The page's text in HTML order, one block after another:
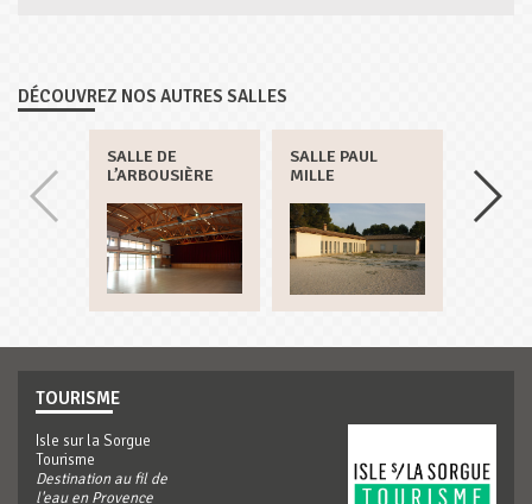
DÉCOUVREZ NOS AUTRES SALLES
SALLE DE
L’ARBOUSIÈRE
SALLE PAUL
MILLE
TOURISME
Isle sur la Sorgue
Tourisme
Destination au fil de
l'eau en Provence